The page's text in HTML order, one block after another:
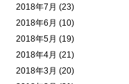
2018年7月 (23)
2018年6月 (10)
2018年5月 (19)
2018年4月 (21)
2018年3月 (20)